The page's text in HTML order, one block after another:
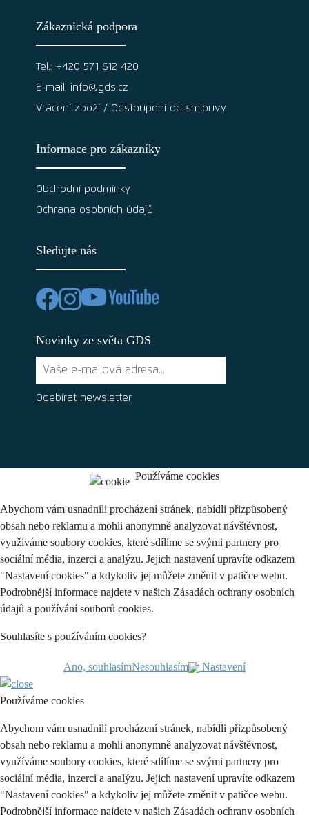
Zákaznická podpora
Tel.: +420 571 612 420
E-mail: info@gds.cz
Vrácení zboží / Odstoupení od smlouvy
Informace pro zákazníky
Obchodní podmínky
Ochrana osobních údajů
Sledujte nás
Novinky ze světa GDS
Odebírat newsletter
Používáme cookies
Abychom vám usnadnili procházení stránek, nabídli přizpůsobený
obsah nebo reklamu a mohli anonymně analyzovat návštěvnost,
využíváme soubory cookies, které sdílíme se svými partnery pro
sociální média, inzerci a analýzu. Jejich nastavení upravíte odkazem
"Nastavení cookies" a kdykoliv jej můžete změnit v patičce webu.
Podrobnější informace najdete v našich Zásadách ochrany osobních
údajů a používání souborů cookies.
Souhlasíte s používáním cookies?
Ano, souhlasímNesouhlasím Nastavení
Používáme cookies
Abychom vám usnadnili procházení stránek, nabídli přizpůsobený
obsah nebo reklamu a mohli anonymně analyzovat návštěvnost,
využíváme soubory cookies, které sdílíme se svými partnery pro
sociální média, inzerci a analýzu. Jejich nastavení upravíte odkazem
"Nastavení cookies" a kdykoliv jej můžete změnit v patičce webu.
Podrobnější informace najdete v našich Zásadách ochrany osobních